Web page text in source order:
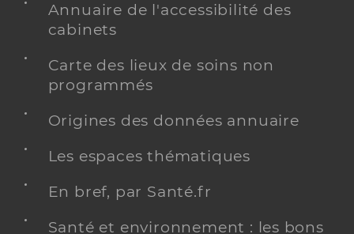
Annuaire de l'accessibilité des
cabinets
Carte des lieux de soins non
programmés
Origines des données annuaire
Les espaces thématiques
En bref, par Santé.fr
Santé et environnement : les bons